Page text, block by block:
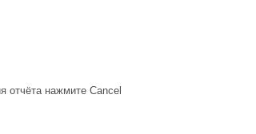
нажмите Cancel